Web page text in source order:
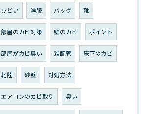
ひどい 洋服 バッグ 靴
部屋のカビ対策 壁のカビ ポイント
部屋がカビ臭い 雑配管 床下のカビ
北陸 砂壁 対処方法
エアコンのカビ取り 臭い